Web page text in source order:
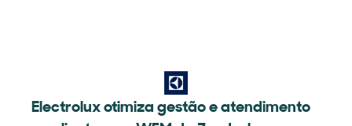
Electrolux otimiza gestão e atendimento